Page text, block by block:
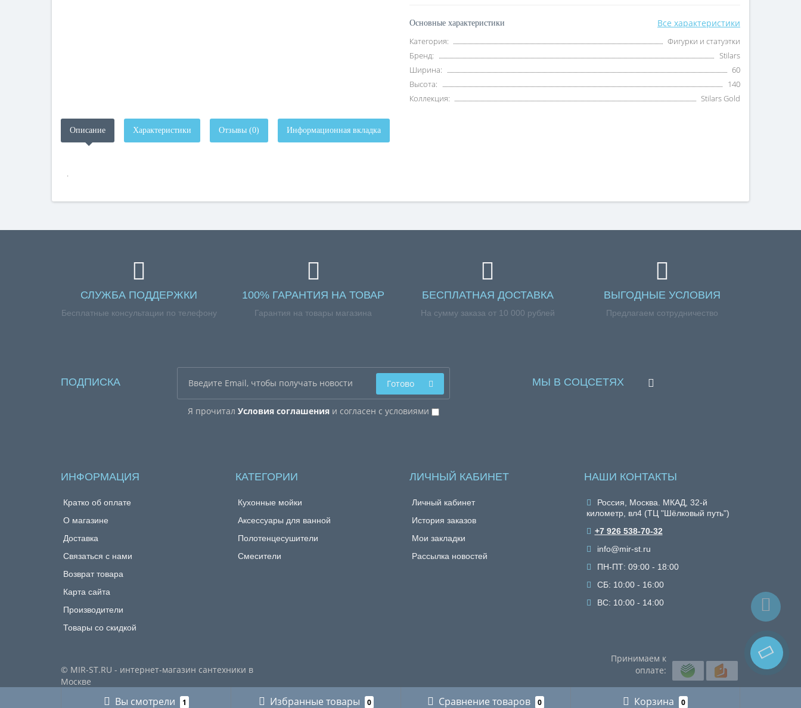
Основные характеристики Все характеристики
Категория:
Фигурки и статуэтки
Бренд:
Stilars
Ширина:
60
Высота:
140
Коллекция:
Stilars Gold
Описание Характеристики Отзывы (0) Информационная вкладка
.
СЛУЖБА ПОДДЕРЖКИ
Бесплатные консультации по телефону
100% ГАРАНТИЯ НА ТОВАР
Гарантия на товары магазина
БЕСПЛАТНАЯ ДОСТАВКА
На сумму заказа от 10 000 рублей
ВЫГОДНЫЕ УСЛОВИЯ
Предлагаем сотрудничество
ПОДПИСКА
Я прочитал Условия соглашенияи согласен с условиями
Готово МЫ В СОЦСЕТЯХ
ИНФОРМАЦИЯ
Кратко об оплате
О магазине
Доставка
Связаться с нами
Возврат товара
Карта сайта
Производители
Товары со скидкой
КАТЕГОРИИ
Кухонные мойки
Аксессуары для ванной
Полотенцесушители
Смесители
ЛИЧНЫЙ КАБИНЕТ
Личный кабинет
История заказов
Мои закладки
Рассылка новостей
НАШИ КОНТАКТЫ
Россия, Москва. МКАД, 32-й
километр, вл4 (ТЦ "Шёлковый путь")
+7 926 538-70-32
info@mir-st.ru
ПН-ПТ: 09:00 - 18:00
СБ: 10:00 - 16:00
ВС: 10:00 - 14:00
© MIR-ST.RU - интернет-магазин сантехники в
Москве
Принимаем к
оплате:
Вы смотрели 1 Избранные товары 0 Сравнение товаров 0 Корзина 0